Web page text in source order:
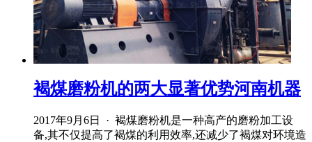
褐煤磨粉机的两大显著优势河南机器
2017年9月6日 · 褐煤磨粉机是一种高产的磨粉加工设
备,其不仅提高了褐煤的利用效率,还减少了褐煤对环境造